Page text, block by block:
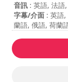
Developed by
BANDAI
subsidiaries. All
音訊 : 英語, 法語
字幕/介面 : 英語
蘭語, 俄語, 荷蘭
總遊戲時長
難度